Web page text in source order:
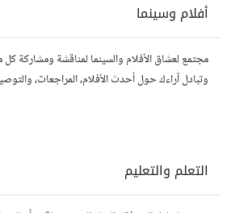
أفلام وسينما
مجتمع لعشاق الأفلام والسينما لمناقشة ومشاركة كل
وتبادل آراءك حول أحدث الأفلام، المراجعات،
قصصك، واستمتع بنقاشات حول الأفلام والمخرجين
التعلم والتعليم